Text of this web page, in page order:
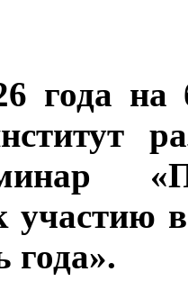
года
участию
года».